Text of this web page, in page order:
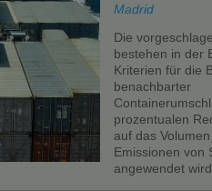
Madrid
Die
bestehen in der
Kriterien für die
benachbarter
prozentualen
auf das
Emissionen von
angewendet